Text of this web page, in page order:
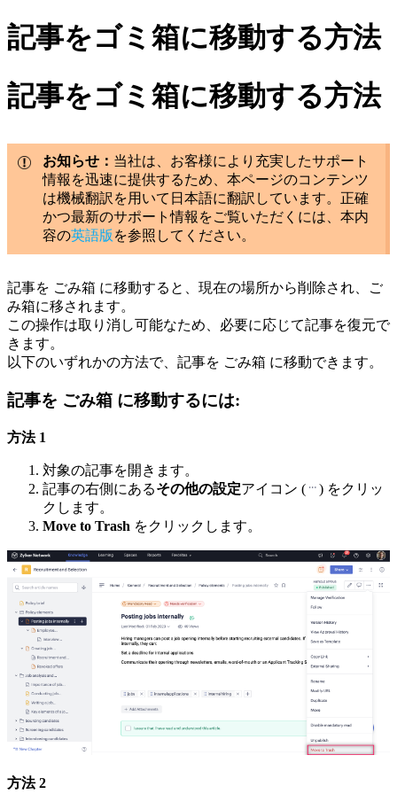
記事をゴミ箱に移動する方法
記事をゴミ箱に移動する方法
お知らせ： 当社は、お客様により充実したサポート
情報を迅速に提供するため、本ページのコンテンツ
は機械翻訳を用いて日本語に翻訳しています。正確
かつ最新のサポート情報をご覧いただくには、本内
容の英語版 を参照してください。
記事を ごみ箱 に移動すると、現在の場所から削除され、ご
み箱に移されます。
この操作は取り消し可能なため、必要に応じて記事を復元で
きます。
以下のいずれかの方法で、記事を ごみ箱 に移動できます。
記事を ごみ箱 に移動するには:
方法 1
対象の記事を開きます。
記事の右側にあるその他の設定アイコン (
) をクリッ
クします。
Move to Trash をクリックします。
方法 2